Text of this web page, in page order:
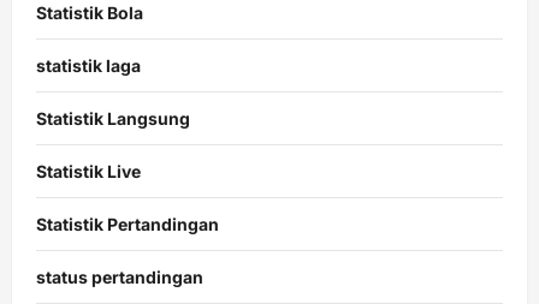
Statistik Bola
statistik laga
Statistik Langsung
Statistik Live
Statistik Pertandingan
status pertandingan